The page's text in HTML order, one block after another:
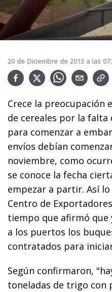
20 de Diciembre de 2013 a las
Crece la preocupación
de cereales por la
para comenzar a
envíos debían
noviembre, como
se conoce la fecha
empezar a partir. Así
Centro de Exportadores
tiempo que afirmó que
a los puertos los
contratados para
Según confirmaron,
toneladas de trigo con